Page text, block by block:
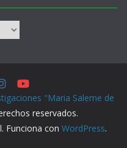
"Maria Saleme de
reservados.
Funciona con WordPress.